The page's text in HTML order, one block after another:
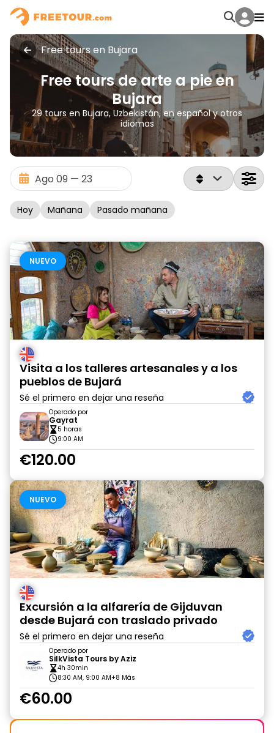
Free tours en Bujara
Free tours de arte a pie en
Bujara
29 tours en Bujara, Uzbekistán, en español y otros
idiomas
Hoy Mañana Pasado mañana
NUEVO
Visita a los talleres artesanales y a los
pueblos de Bujará
Sé el primero en dejar una reseña
Operado por
Gayrat
5 horas
9:00 AM
€120.00
NUEVO
Excursión a la alfarería de Gijduvan
desde Bujará con traslado privado
Sé el primero en dejar una reseña
Operado por
SilkVista Tours by Aziz
4h 30min
8:30 AM, 9:00 AM+8 Más
€60.00